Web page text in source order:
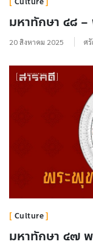
มหาทักษา ๔๘ –
20 สิงหาคม 2025 ศ
Culture
มหาทักษา ๔๗